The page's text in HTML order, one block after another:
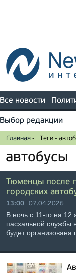
Все новости
Выбор редакции
Главная - Теги -
автобусы
Тюменцы после
городских
13:00 07.04.2026
В ночь с 11-го на
пасхальной службы
будет организована